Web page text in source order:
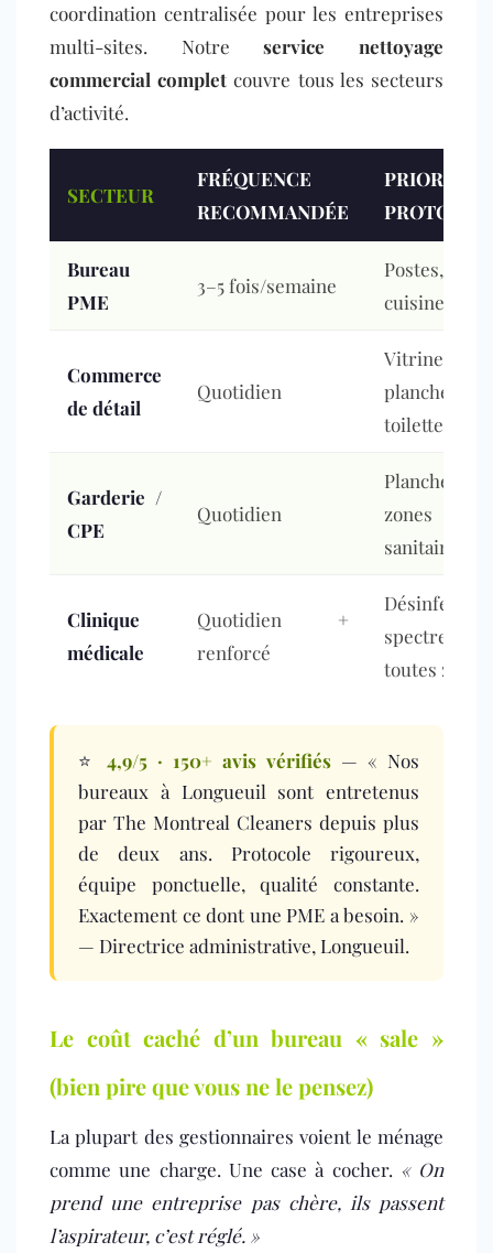
coordination centralisée pour les entreprises
multi-sites. Notreservice nettoyage
commercial complet couvre tous les secteurs
d’activité.
SECTEUR
FRÉQUENCE
RECOMMANDÉE
PRIORITÉS
Bureau
PME
3–5 fois/semaine
Postes,
cuisine,
Commerce
de détail
Quotidien
Vitrines,
planchers,
toilettes
Garderie /
CPE
Quotidien
Planchers,
zones de
sanitaires
Clinique
médicale
Quotidien +
renforcé
Désinfection
spectre
toutes zones
⭐ 4,9/5 · 150+ avis vérifiés — « Nos
bureaux à Longueuil sont entretenus
par The Montreal Cleaners depuis plus
de deux ans. Protocole rigoureux,
équipe ponctuelle, qualité constante.
Exactement ce dont une PME a besoin. »
— Directrice administrative, Longueuil.
Le coût caché d’un bureau « sale »
(bien pire que vous ne le pensez)
La plupart des gestionnaires voient le ménage
comme une charge. Une case à cocher. « On
prend une entreprise pas chère, ils passent
l’aspirateur, c’est réglé. »